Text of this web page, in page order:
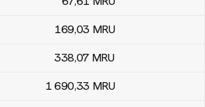
169,03 MRU
338,07 MRU
1 690,33 MRU